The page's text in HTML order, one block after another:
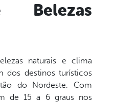
Belezas
naturais e clima
dos destinos turísticos
do Nordeste. Com
de 15 a 6 graus nos